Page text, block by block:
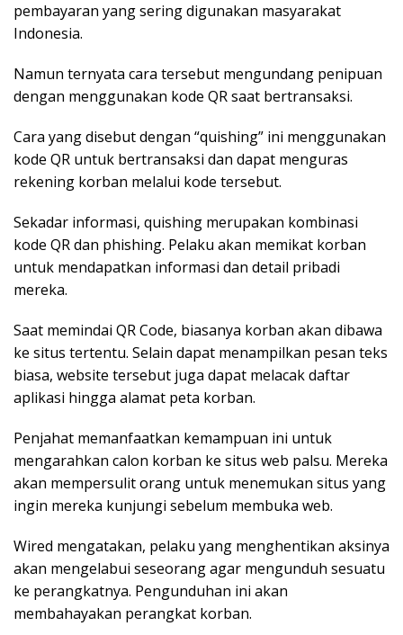
pembayaran yang sering digunakan masyarakat
Indonesia.
Namun ternyata cara tersebut mengundang penipuan
dengan menggunakan kode QR saat bertransaksi.
Cara yang disebut dengan “quishing” ini menggunakan
kode QR untuk bertransaksi dan dapat menguras
rekening korban melalui kode tersebut.
Sekadar informasi, quishing merupakan kombinasi
kode QR dan phishing. Pelaku akan memikat korban
untuk mendapatkan informasi dan detail pribadi
mereka.
Saat memindai QR Code, biasanya korban akan dibawa
ke situs tertentu. Selain dapat menampilkan pesan teks
biasa, website tersebut juga dapat melacak daftar
aplikasi hingga alamat peta korban.
Penjahat memanfaatkan kemampuan ini untuk
mengarahkan calon korban ke situs web palsu. Mereka
akan mempersulit orang untuk menemukan situs yang
ingin mereka kunjungi sebelum membuka web.
Wired mengatakan, pelaku yang menghentikan aksinya
akan mengelabui seseorang agar mengunduh sesuatu
ke perangkatnya. Pengunduhan ini akan
membahayakan perangkat korban.